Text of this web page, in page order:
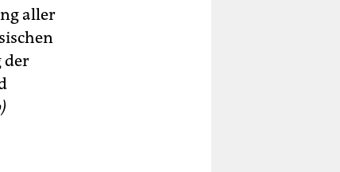
aller
der